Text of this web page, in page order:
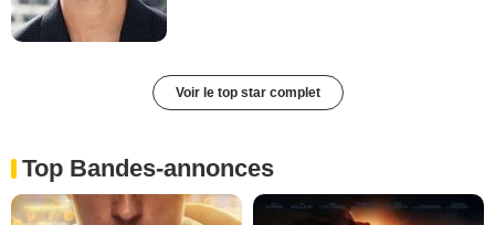
Voir le top star complet
Top Bandes-annonces